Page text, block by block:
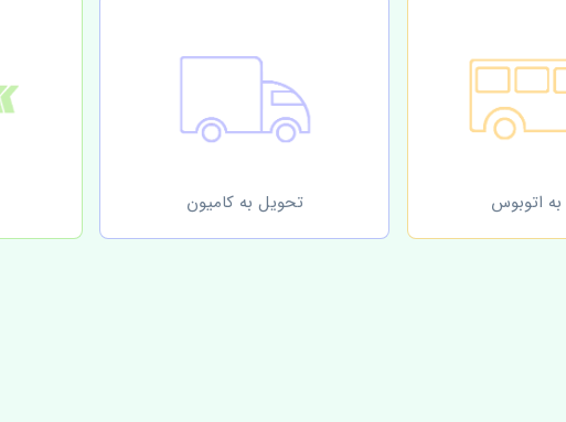
اتوبوس تحویل به کامیون